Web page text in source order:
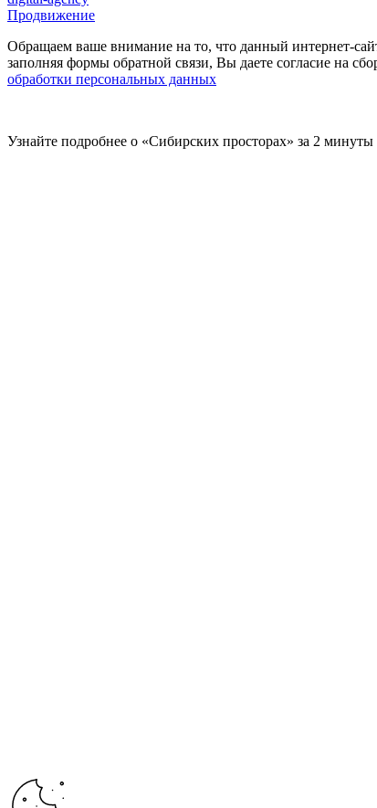
Продвижение
Обращаем ваше внимание на то, что данный интернет-
заполняя формы обратной связи, Вы даете согласие на
обработки персональных данных
Узнайте подробнее о «Сибирских просторах» за 2 минуты